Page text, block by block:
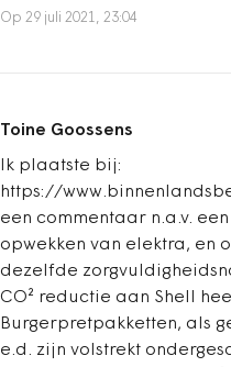
Op 29 juli 2021, 23:04
Toine Goossens
Ik plaatste bij:
https://
een commentaar n.a.v.
opwekken van elektra, en
dezelfde
CO² reductie aan Shell
Burgerpretpakketten, als
e.d. zijn volstrekt